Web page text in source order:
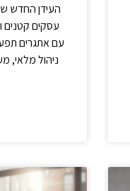
העידן החדש
עסקים קטנים
עם אתגרים
ניהול